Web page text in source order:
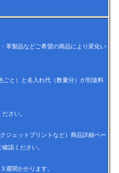
革製品などご希望の商品により変化い
ごと）と名入れ代（数量分）が別途料
さい。
ジェットプリントなど）商品詳細ペー
認ください。
週間かかります。